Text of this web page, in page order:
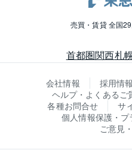
売買・賃貸 全国
首都圏関西札
会社情報 採用情報
ヘルプ・よくあるご
各種お問合せ
サ
個人情報保護・
ご意見